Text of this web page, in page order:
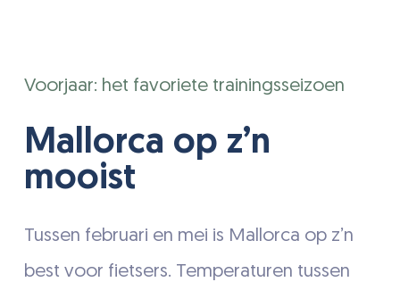
Voorjaar: het favoriete trainingsseizoen
Mallorca op z’n
mooist
Tussen februari en mei is Mallorca op z’n
best voor fietsers. Temperaturen tussen